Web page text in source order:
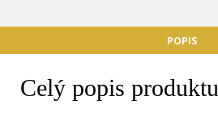
POPIS
Celý popis produktu